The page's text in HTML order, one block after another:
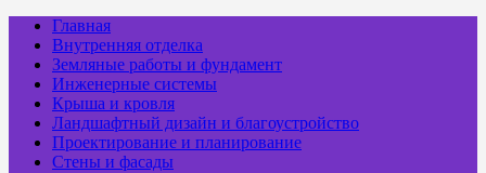
Главная
Внутренняя отделка
Земляные работы и фундамент
Инженерные системы
Крыша и кровля
Ландшафтный дизайн и благоустройство
Проектирование и планирование
Стены и фасады